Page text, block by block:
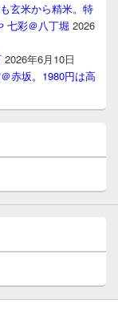
玄米から精米。特
七彩＠八丁堀 2026
2026年6月10日
赤坂。1980円は高